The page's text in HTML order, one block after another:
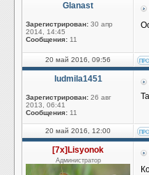
Glanast
Зарегистрирован: 30 апр
2014, 14:45
Сообщения: 11
20 май 2016, 09:56
ludmila1451
Зарегистрирован: 26 авг
2013, 06:41
Сообщения: 11
20 май 2016, 12:00
[7x]Lisyonok
Администратор